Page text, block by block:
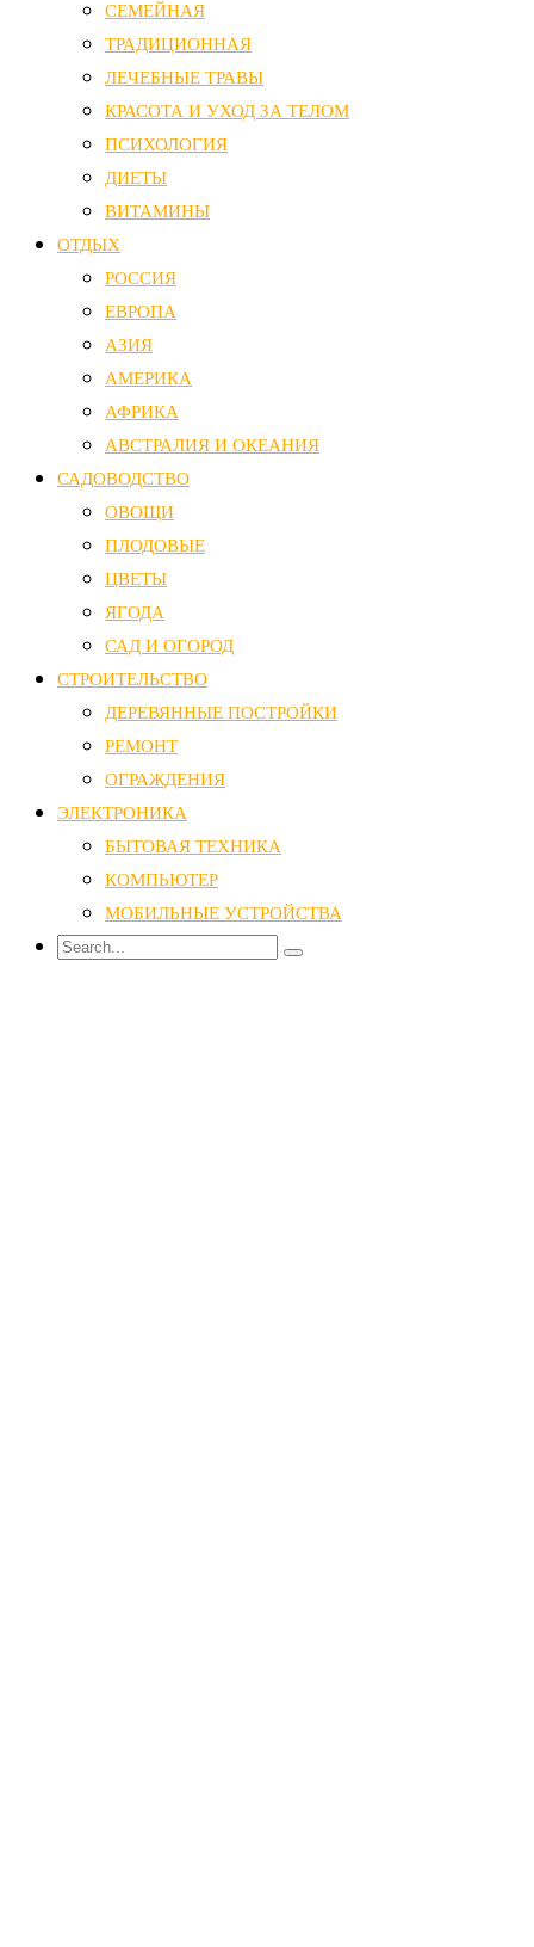
СЕМЕЙНАЯ
ТРАДИЦИОННАЯ
ЛЕЧЕБНЫЕ ТРАВЫ
КРАСОТА И УХОД ЗА ТЕЛОМ
ПСИХОЛОГИЯ
ДИЕТЫ
ВИТАМИНЫ
ОТДЫХ
РОССИЯ
ЕВРОПА
АЗИЯ
АМЕРИКА
АФРИКА
АВСТРАЛИЯ И ОКЕАНИЯ
САДОВОДСТВО
ОВОЩИ
ПЛОДОВЫЕ
ЦВЕТЫ
ЯГОДА
САД И ОГОРОД
СТРОИТЕЛЬСТВО
ДЕРЕВЯННЫЕ ПОСТРОЙКИ
РЕМОНТ
ОГРАЖДЕНИЯ
ЭЛЕКТРОНИКА
БЫТОВАЯ ТЕХНИКА
КОМПЬЮТЕР
МОБИЛЬНЫЕ УСТРОЙСТВА